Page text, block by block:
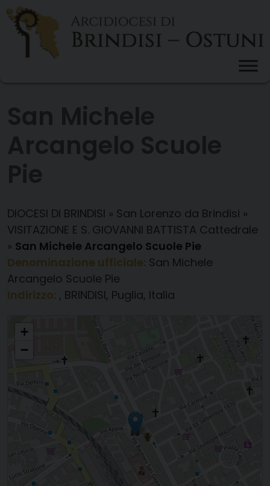
Skip
content
DIOCESI DI BRINDISI » San Lorenzo da Brindisi »
VISITAZIONE E S. GIOVANNI BATTISTA Cattedrale
» San Michele Arcangelo Scuole Pie
Denominazione ufficiale: San Michele
Arcangelo Scuole Pie
Indirizzo: , BRINDISI, Puglia, Italia
San Michele Arcangelo Scuole Pie
+
−